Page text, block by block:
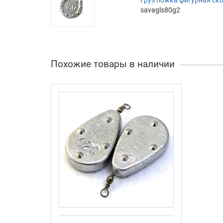
savagls80g2
Похожие товары в наличии